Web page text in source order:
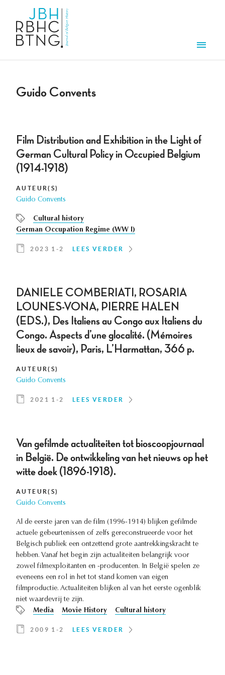
Guido Convents
Film Distribution and Exhibition in the Light of
German Cultural Policy in Occupied Belgium
(1914-1918)
AUTEUR(S)
Guido Convents
Cultural history
German Occupation Regime (WW I)
2023 1-2 LEES VERDER
DANIELE COMBERIATI, ROSARIA
LOUNES-VONA, PIERRE HALEN
(EDS.), Des Italiens au Congo aux Italiens du
Congo. Aspects d’une glocalité. (Mémoires
lieux de savoir), Paris, L’Harmattan, 366 p.
AUTEUR(S)
Guido Convents
2021 1-2 LEES VERDER
Van gefilmde actualiteiten tot bioscoopjournaal
in België. De ontwikkeling van het nieuws op het
witte doek (1896-1918).
AUTEUR(S)
Guido Convents
Al de eerste jaren van de film (1996-1914) blijken gefilmde
actuele gebeurtenissen of zelfs gereconstrueerde voor het
Belgisch publiek een ontzettend grote aantrekkingskracht te
hebben. Vanaf het begin zijn actualiteiten belangrijk voor
zowel filmexploitanten en -producenten. In België spelen ze
eveneens een rol in het tot stand komen van eigen
filmproductie. Actualiteiten blijken al van het eerste ogenblik
niet waardevrij te zijn.
Media
Movie History Cultural history
2009 1-2 LEES VERDER